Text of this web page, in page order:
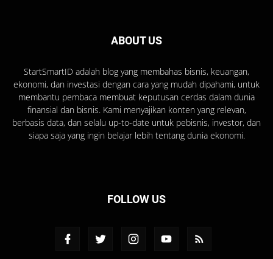
ABOUT US
StartSmartID adalah blog yang membahas bisnis, keuangan,
ekonomi, dan investasi dengan cara yang mudah dipahami, untuk
membantu pembaca membuat keputusan cerdas dalam dunia
finansial dan bisnis. Kami menyajikan konten yang relevan,
berbasis data, dan selalu up-to-date untuk pebisnis, investor, dan
siapa saja yang ingin belajar lebih tentang dunia ekonomi.
FOLLOW US